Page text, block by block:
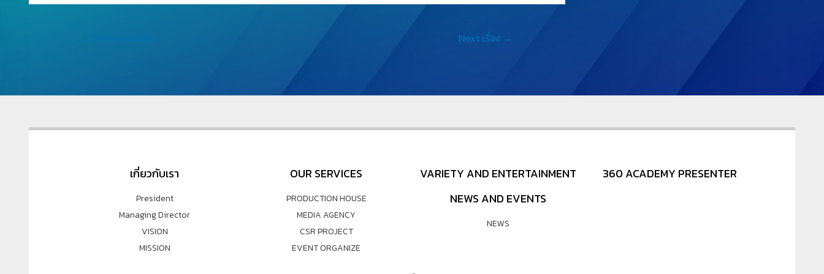
e
k
← Previous เรื่อง Next เรื่อง →
เกี่ยวกับเรา
President
Managing Director
VISION
MISSION
OUR SERVICES
PRODUCTION HOUSE
MEDIA AGENCY
CSR PROJECT
EVENT ORGANIZE
VARIETY AND ENTERTAINMENT
NEWS AND EVENTS
NEWS
360 ACADEMY PRESENTER